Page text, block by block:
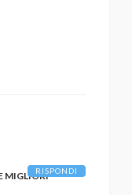
MIGLIORIRISPONDI